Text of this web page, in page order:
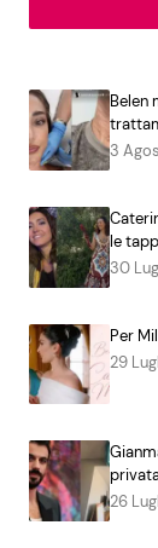
Belen
3
le
30
Per
29
26